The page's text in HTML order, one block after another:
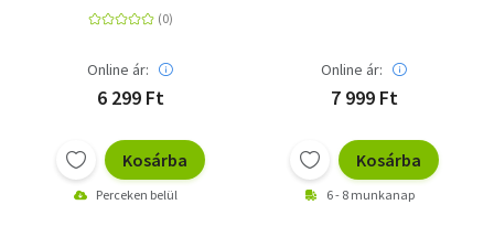
Online ár:
6 299 Ft
Kosárba
Perceken belül
Online ár:
7 999 Ft
Kosárba
6 - 8 munkanap